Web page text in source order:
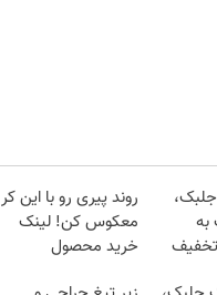
روند پیری رو با این کر
معکوس کن! لینک
خرید محصول